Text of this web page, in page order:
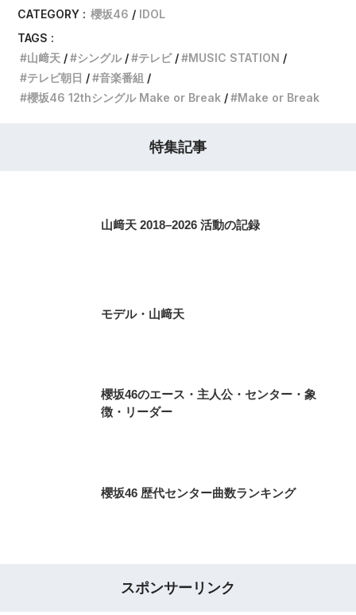
CATEGORY : 櫻坂46
IDOL
TAGS :
山﨑天
シングル テレビ
MUSIC STATION
テレビ朝日
音楽番組
櫻坂46 12thシングル Make or Break
Make or Break
特集記事
山﨑天 2018–2026 活動の記録
モデル・山﨑天
櫻坂46のエース・主人公・センター・象
徴・リーダー
櫻坂46 歴代センター曲数ランキング
スポンサーリンク